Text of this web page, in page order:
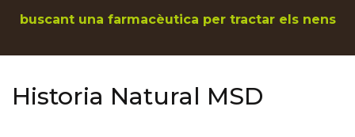
buscant una farmacèutica per tractar els nens
Historia Natural MSD